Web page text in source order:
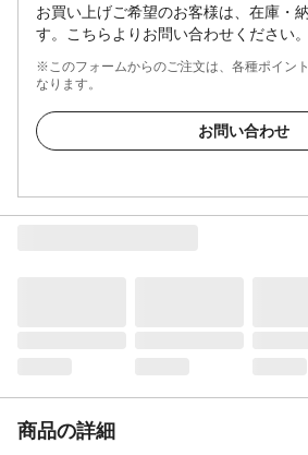
お買い上げご希望のお客様は、在庫・
す。こちらよりお問い合わせください。
※このフォームからのご注文は、各種ポイン
なります。
お問い合わせ
商品の詳細